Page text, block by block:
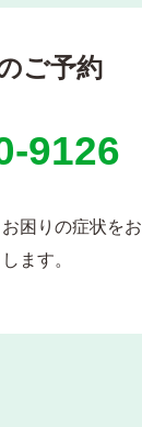
ご予約
9126
困りの症状をお
ます。